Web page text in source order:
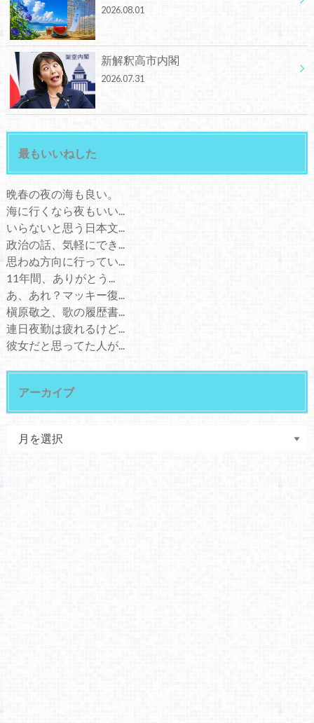
2026.08.01
新解釈高市内閣
2026.07.31
最もいいねした
晩春の夜の海も良い。
海に行くなら夜もいい...
いらないと思う日本文...
政治の話、気軽にでき...
思わぬ方向に行ってい...
11年間、ありがとう...
あ、あれ？マッキー復...
槇原敬之、歌の履歴書...
連日夜勤は疲れるけど...
彼女だと思ってた人が...
アーカイブ